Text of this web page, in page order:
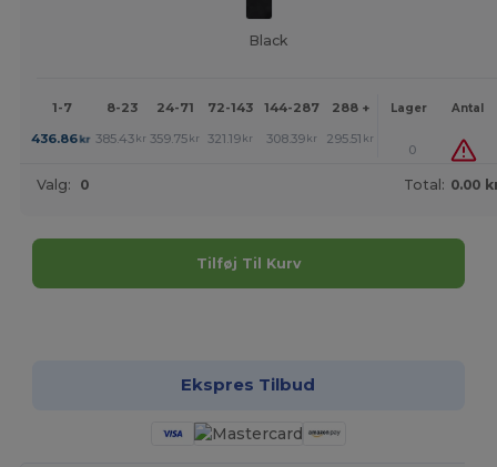
Black
1-7 8-23 24-71 72-143 144-287 288 + Mere
Lager Antal
436.86kr 385.43 kr 359.75 kr 321.19 kr 308.39 kr 295.51 kr
0
Valg: 0 Total: 0.00
Tilføj Til Kurv
Ekspres Tilbud